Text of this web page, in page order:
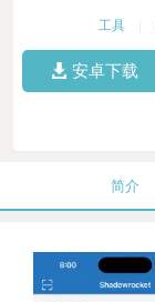
工具
安卓下载
简介